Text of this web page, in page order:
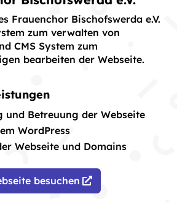
Frauenchor Bischofswerda e.V.
zum verwalten von
CMS System zum
bearbeiten der Webseite.
und Betreuung der Webseite
WordPress
Webseite und Domains
besuchen